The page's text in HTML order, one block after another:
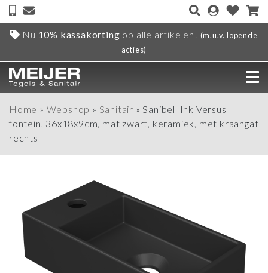
Nu 10% kassakorting op alle artikelen! (m.u.v. lopende
acties)
Home » Webshop » Sanitair »Sanibell Ink Versus
fontein, 36x18x9cm, mat zwart, keramiek, met kraangat
rechts